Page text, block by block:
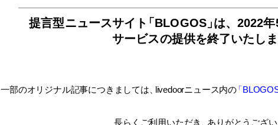
提言型ニュースサイ ト「BLOGOS」は、2022
サービスの提供を終了いたしま
一部のオリジナル記事につきましては livedoorニュース内の「
長らくご利用いただき ありがとうござい